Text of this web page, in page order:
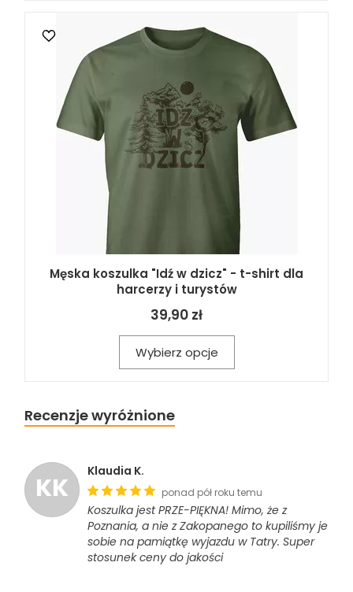
Męska koszulka "Idź w dzicz" - t-shirt dla
harcerzy i turystów
39,90 zł
Wybierz opcje
Recenzje wyróżnione
KK
Klaudia K.
ponad pół roku temu
Koszulka jest PRZE-PIĘKNA! Mimo, że z
Poznania, a nie z Zakopanego to kupiliśmy je
sobie na pamiątkę wyjazdu w Tatry. Super
stosunek ceny do jakości